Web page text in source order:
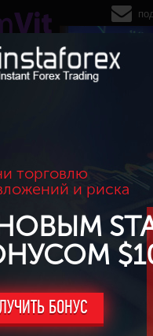
торговлю
и риска
БОНУС